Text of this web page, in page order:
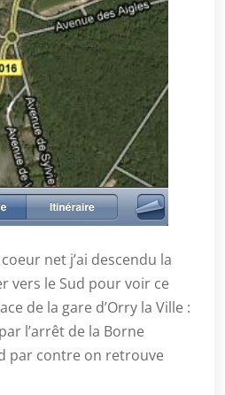
net j’ai descendu la
vers le Sud pour voir ce
de la gare d’Orry la Ville :
l’arrêt de la Borne
par contre on retrouve